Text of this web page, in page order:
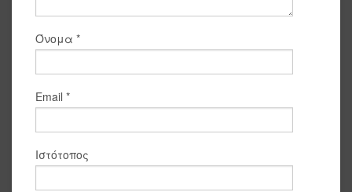
Όνομα *
Email *
Ιστότοπος